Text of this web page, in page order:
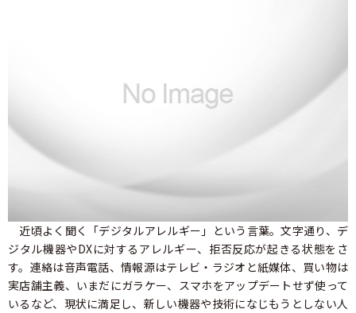
近頃よく聞く「デジタルアレルギー」という言葉。文字通り、デ
ジタル機器やDXに対するアレルギー、拒否反応が起きる状態をさ
す。連絡は音声電話、情報源はテレビ・ラジオと紙媒体、買い物は
実店舗主義、いまだにガラケー、スマホをアップデートせず使って
いるなど、現状に満足し、新しい機器や技術になじもうとしない人